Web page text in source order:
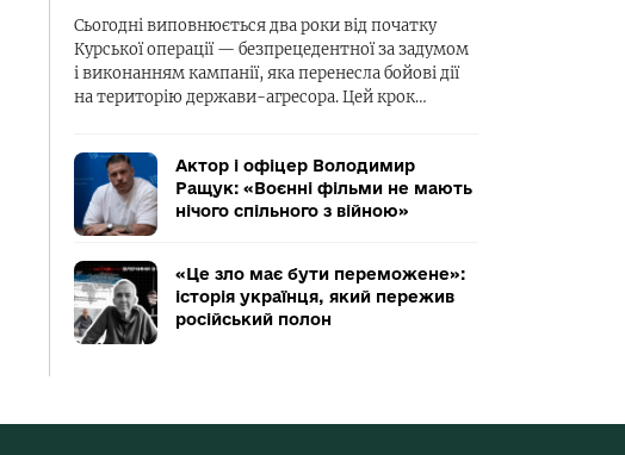
Сьогодні виповнюється два роки від початку
Курської операції — безпрецедентної за задумом
і виконанням кампанії, яка перенесла бойові дії
на територію держави-агресора. Цей крок…
Актор і офіцер Володимир
Ращук: «Воєнні фільми не мають
нічого спільного з війною»
«Це зло має бути переможене»:
історія українця, який пережив
російський полон